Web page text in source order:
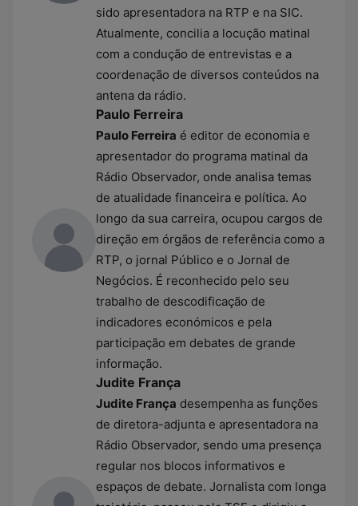
sido apresentadora na RTP e na SIC.
Atualmente, concilia a locução matinal
com a condução de entrevistas e a
coordenação de diversos conteúdos na
antena da rádio.
Paulo Ferreira
Paulo Ferreira é editor de economia e
apresentador do programa matinal da
Rádio Observador, onde analisa temas
de atualidade financeira e política. Ao
longo da sua carreira, ocupou cargos de
direção em órgãos de referência como a
RTP, o jornal Público e o Jornal de
Negócios. É reconhecido pelo seu
trabalho de descodificação de
indicadores económicos e pela
participação em debates de grande
informação.
Judite França
Judite França desempenha as funções
de diretora-adjunta e apresentadora na
Rádio Observador, sendo uma presença
regular nos blocos informativos e
espaços de debate. Jornalista com longa